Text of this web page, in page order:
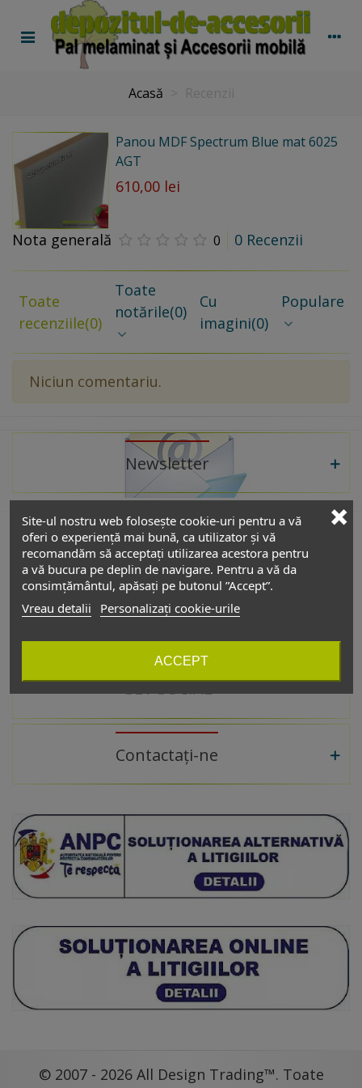
Acasă
Panou MDF Spectrum Blue mat 6025
AGT
610,00 lei
Nota generală 0 0 Recenzii
Toate
recenziile(0)
Toate
notările(0)
Cu
imagini(0)
Populare
Niciun comentariu.
Site-ul nostru web folosește cookie-uri pentru a vă
oferi o experiență mai bună, ca utilizator și vă
recomandăm să acceptați utilizarea acestora pentru
a vă bucura pe deplin de navigare. Pentru a vă da
consimțământul, apăsați pe butonul ”Accept”.
Vreau detalii
Personalizați cookie-urile
ACCEPT
Newsletter
De interes
Catalog
GET SOCIAL
Contactați-ne
© 2007 - 2026 All Design Trading™. Toate